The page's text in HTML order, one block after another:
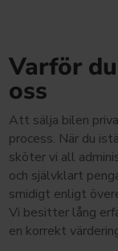
Varför
oss
Att sälja bilen
process. När du
sköter vi all
och självklart
smidigt enligt
Vi besitter lång
en korrekt